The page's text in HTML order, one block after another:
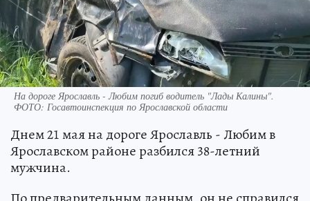
На дороге Ярославль - Любим погиб водитель "Лады Калины".
ФОТО: Госавтоинспекция по Ярославской области
Днем 21 мая на дороге Ярославль - Любим в
Ярославском районе разбился 38-летний
мужчина.